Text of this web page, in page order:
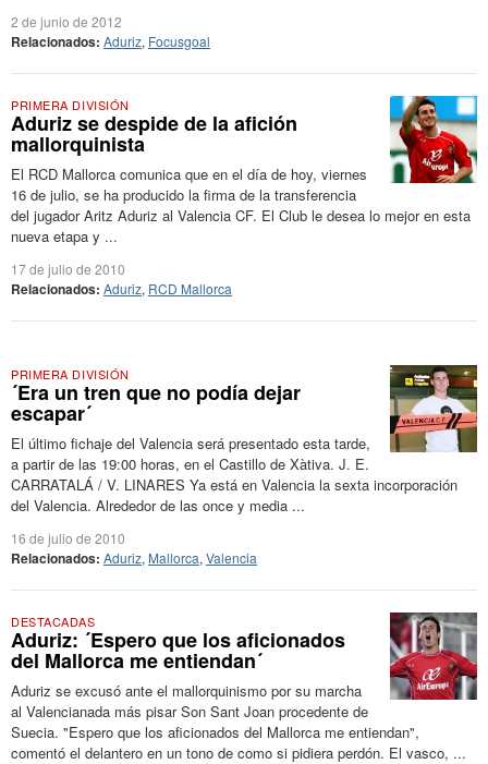
2 de junio de 2012
Relacionados: Aduriz, Focusgoal
PRIMERA DIVISIÓN
Aduriz se despide de la afición
mallorquinista
El RCD Mallorca comunica que en el día de hoy, viernes
16 de julio, se ha producido la firma de la transferencia
del jugador Aritz Aduriz al Valencia CF. El Club le desea lo mejor en esta
nueva etapa y ...
17 de julio de 2010
Relacionados: Aduriz, RCD Mallorca
PRIMERA DIVISIÓN
´Era un tren que no podía dejar
escapar´
El último fichaje del Valencia será presentado esta tarde,
a partir de las 19:00 horas, en el Castillo de Xàtiva. J. E.
CARRATALÁ / V. LINARES Ya está en Valencia la sexta incorporación
del Valencia. Alrededor de las once y media ...
16 de julio de 2010
Relacionados: Aduriz, Mallorca, Valencia
DESTACADAS
Aduriz: ´Espero que los aficionados
del Mallorca me entiendan´
Aduriz se excusó ante el mallorquinismo por su marcha
al Valencianada más pisar Son Sant Joan procedente de
Suecia. "Espero que los aficionados del Mallorca me entiendan",
comentó el delantero en un tono de como si pidiera perdón. El vasco, ...